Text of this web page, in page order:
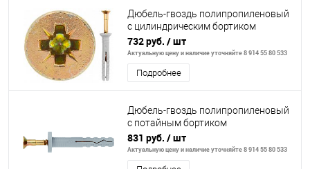
Дюбель-гвоздь полипропиленовый
с цилиндрическим бортиком
8х100мм,100шт// СИБРТЕХ
732 руб. / шт
Актуальную цену и наличие уточняйте 8 914 55 80 533
Подробнее
Дюбель-гвоздь полипропиленовый
с потайным бортиком
8х120мм,100шт// СИБРТЕХ
831 руб. / шт
Актуальную цену и наличие уточняйте 8 914 55 80 533